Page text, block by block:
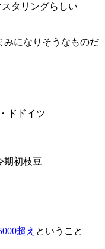
タリングらしい
みになりそうなものだ
ドドイツ
期初枝豆
超え ということ